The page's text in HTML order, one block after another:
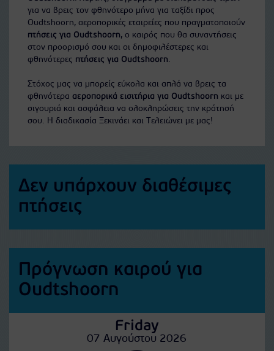
για να βρεις τον φθηνότερο μήνα για ταξίδι προς
Oudtshoorn, αεροπορικές εταιρείες που πραγματοποιούν
πτήσεις για Oudtshoorn, ο καιρός που θα συναντήσεις
στον προορισμό σου και οι δημοφιλέστερες και
φθηνότερες πτήσεις για Oudtshoorn.
Στόχος μας να μπορείς εύκολα και απλά να βρεις τα
φθηνότερα αεροπορικά εισιτήρια για Oudtshoorn και με
σιγουριά και ασφάλεια να ολοκληρώσεις την κράτησή
σου. Η διαδικασία Ξεκινάει και Τελειώνει με μας!
Δεν υπάρχουν διαθέσιμες
πτήσεις
Πρόγνωση καιρού για
Oudtshoorn
Friday
07 Αυγούστου 2026